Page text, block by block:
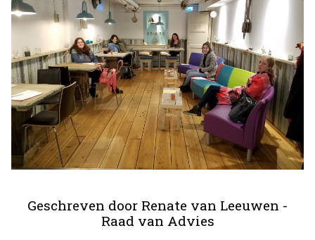
Mantelzorg
Verhuur
Geschreven door Renate van Leeuwen -
Raad van Advies